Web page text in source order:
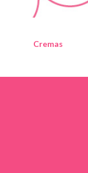
Cremas